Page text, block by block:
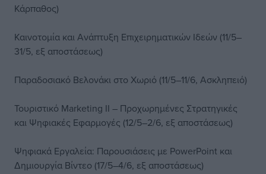
Κάρπαθος)
Καινοτομία και Ανάπτυξη Επιχειρηματικών Ιδεών (11/5–
31/5, εξ αποστάσεως)
Παραδοσιακό Βελονάκι στο Χωριό (11/5–11/6, Ασκληπειό)
Τουριστικό Marketing ΙΙ – Προχωρημένες Στρατηγικές
και Ψηφιακές Εφαρμογές (12/5–2/6, εξ αποστάσεως)
Ψηφιακά Εργαλεία: Παρουσιάσεις με PowerPoint και
Δημιουργία Βίντεο (17/5–4/6, εξ αποστάσεως)